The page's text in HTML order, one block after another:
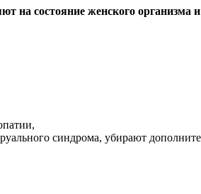
на состояние женского организма
синдрома, убирают